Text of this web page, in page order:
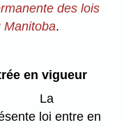
des lois
Manitoba.
en vigueur
La
loi entre en